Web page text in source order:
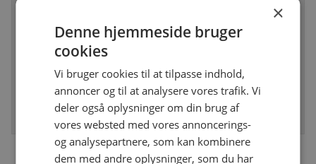
Naturvandretur med fører min. i højsæsonen max.
5 km. fra pladsen
Organiserede udflugter i bus og lign. min. i
højsæsonen max. 5 km. fra pladsen til betaling
×
Denne hjemmeside bruger
cookies
Vi bruger cookies til at tilpasse indhold,
annoncer og til at analysere vores trafik. Vi
deler også oplysninger om din brug af
vores websted med vores annoncerings-
og analysepartnere, som kan kombinere
dem med andre oplysninger, som du har